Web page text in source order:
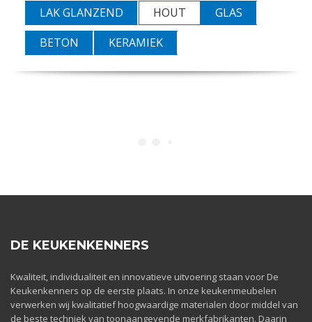
LAK GLANZEND
HOUT
GLAS
BETON
KERAMIEK
DE KEUKENKENNERS
Kwaliteit, individualiteit en innovatieve uitvoering staan voor De
Keukenkenners op de eerste plaats. In onze keukenmeubelen
verwerken wij kwalitatief hoogwaardige materialen door middel van
de beste techniek van toonaangevende merkfabrikanten. Daarin